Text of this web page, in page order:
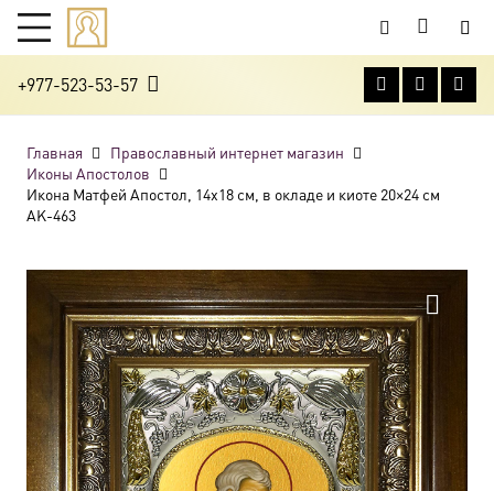
+977-523-53-57
Главная
Православный интернет магазин
Иконы Апостолов
Икона Матфей Апостол, 14х18 см, в окладе и киоте 20×24 см
AK-463